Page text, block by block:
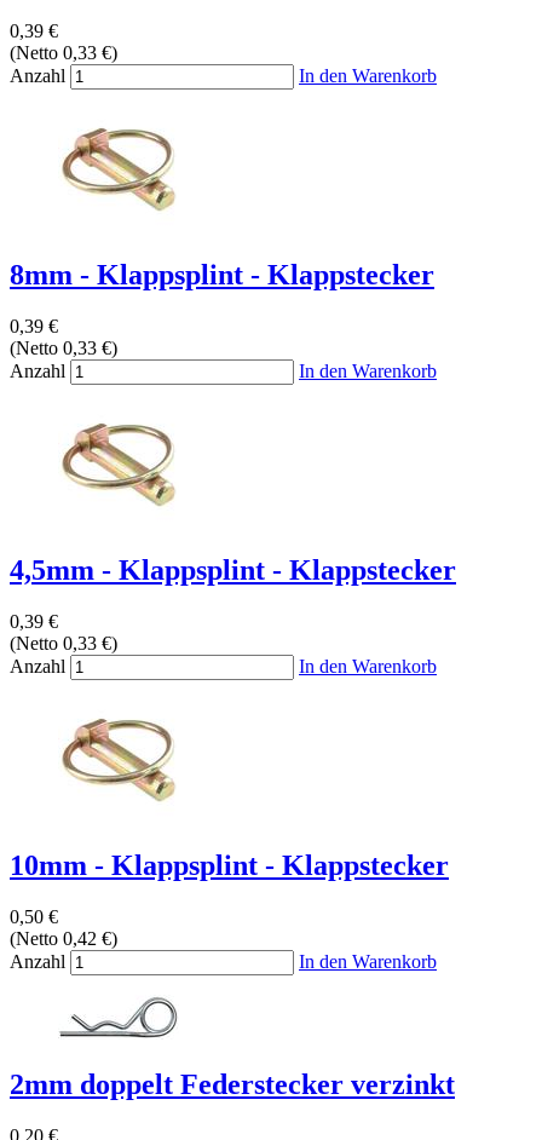
0,39 €
(Netto 0,33 €)
Anzahl
In den Warenkorb
8mm - Klappsplint - Klappstecker
0,39 €
(Netto 0,33 €)
Anzahl
In den Warenkorb
4,5mm - Klappsplint - Klappstecker
0,39 €
(Netto 0,33 €)
Anzahl
In den Warenkorb
10mm - Klappsplint - Klappstecker
0,50 €
(Netto 0,42 €)
Anzahl
In den Warenkorb
2mm doppelt Federstecker verzinkt
0,20 €